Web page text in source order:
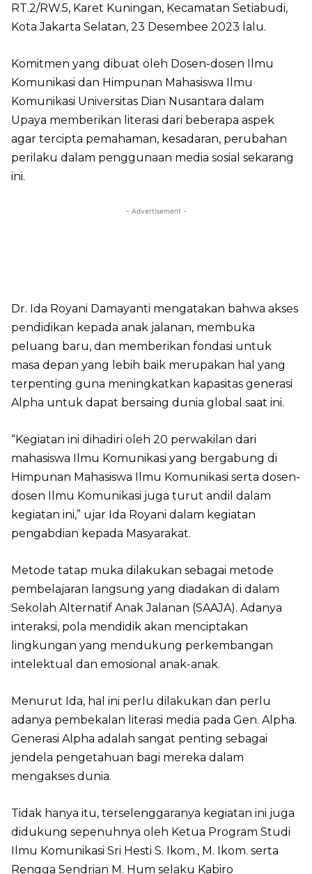
RT.2/RW.5, Karet Kuningan, Kecamatan Setiabudi,
Kota Jakarta Selatan, 23 Desembee 2023 lalu.
Komitmen yang dibuat oleh Dosen-dosen Ilmu
Komunikasi dan Himpunan Mahasiswa Ilmu
Komunikasi Universitas Dian Nusantara dalam
Upaya memberikan literasi dari beberapa aspek
agar tercipta pemahaman, kesadaran, perubahan
perilaku dalam penggunaan media sosial sekarang
ini.
- Advertisement -
Dr. Ida Royani Damayanti mengatakan bahwa akses
pendidikan kepada anak jalanan, membuka
peluang baru, dan memberikan fondasi untuk
masa depan yang lebih baik merupakan hal yang
terpenting guna meningkatkan kapasitas generasi
Alpha untuk dapat bersaing dunia global saat ini.
“Kegiatan ini dihadiri oleh 20 perwakilan dari
mahasiswa Ilmu Komunikasi yang bergabung di
Himpunan Mahasiswa Ilmu Komunikasi serta dosen-
dosen Ilmu Komunikasi juga turut andil dalam
kegiatan ini,” ujar Ida Royani dalam kegiatan
pengabdian kepada Masyarakat.
Metode tatap muka dilakukan sebagai metode
pembelajaran langsung yang diadakan di dalam
Sekolah Alternatif Anak Jalanan (SAAJA). Adanya
interaksi, pola mendidik akan menciptakan
lingkungan yang mendukung perkembangan
intelektual dan emosional anak-anak.
Menurut Ida, hal ini perlu dilakukan dan perlu
adanya pembekalan literasi media pada Gen. Alpha.
Generasi Alpha adalah sangat penting sebagai
jendela pengetahuan bagi mereka dalam
mengakses dunia.
Tidak hanya itu, terselenggaranya kegiatan ini juga
didukung sepenuhnya oleh Ketua Program Studi
Ilmu Komunikasi Sri Hesti S. Ikom., M. Ikom. serta
Rengga Sendrian M. Hum selaku Kabiro